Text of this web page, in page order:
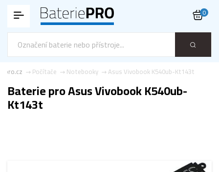
0
Asus Vivobook K540ub-Kt143t
Notebooky
Počítače
pro.cz
Baterie pro Asus Vivobook K540ub-
Kt143t